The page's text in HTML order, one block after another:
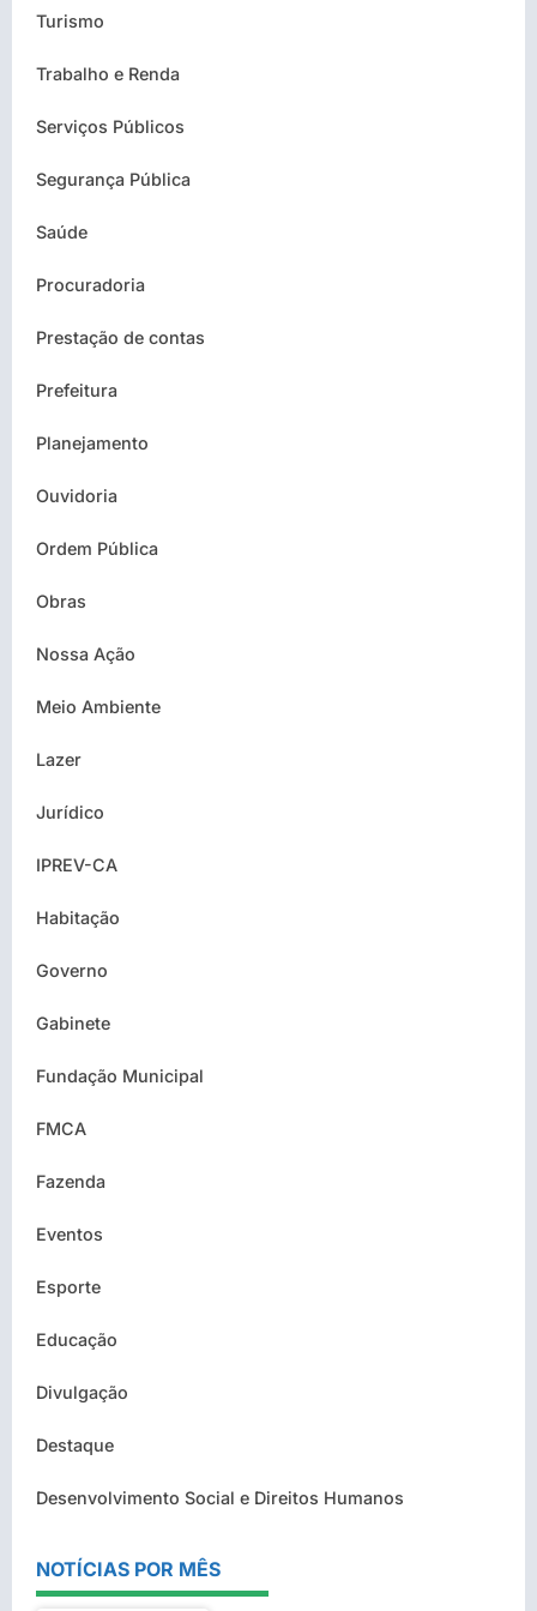
Turismo
Trabalho e Renda
Serviços Públicos
Segurança Pública
Saúde
Procuradoria
Prestação de contas
Prefeitura
Planejamento
Ouvidoria
Ordem Pública
Obras
Nossa Ação
Meio Ambiente
Lazer
Jurídico
IPREV-CA
Habitação
Governo
Gabinete
Fundação Municipal
FMCA
Fazenda
Eventos
Esporte
Educação
Divulgação
Destaque
Desenvolvimento Social e Direitos Humanos
NOTÍCIAS POR MÊS